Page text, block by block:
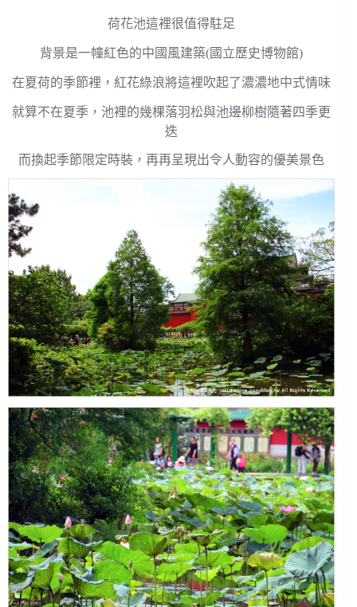
荷花池這裡很值得駐足
背景是一幢紅色的中國風建築(國立歷史博物館)
在夏荷的季節裡，紅花綠浪將這裡吹起了濃濃地中式情味
就算不在夏季，池裡的幾棵落羽松與池邊柳樹隨著四季更
迭
而換起季節限定時裝，再再呈現出令人動容的優美景色